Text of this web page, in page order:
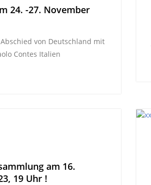
24. -27. November
von Deutschland mit
Contes Italien
am 16.
19 Uhr !